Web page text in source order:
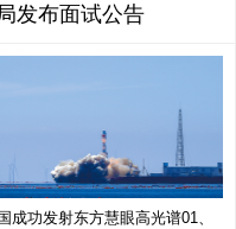
发布面试公告
成功发射东方慧眼高光谱01、